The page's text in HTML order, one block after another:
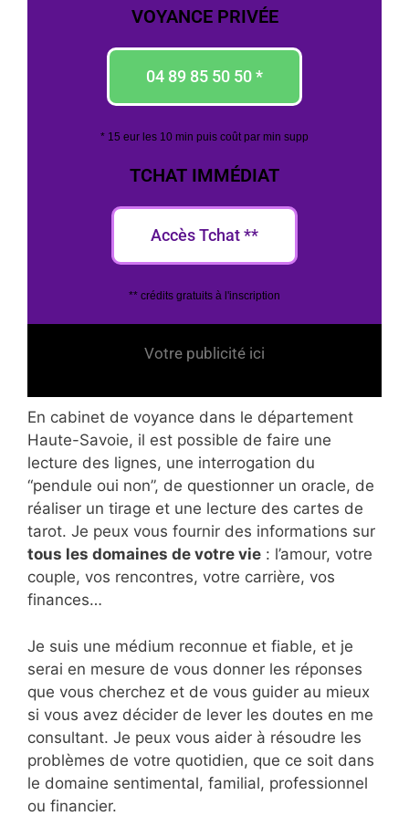
VOYANCE PRIVÉE
04 89 85 50 50 *
* 15 eur les 10 min puis coût par min supp
TCHAT IMMÉDIAT
Accès Tchat **
** crédits gratuits à l'inscription
Votre publicité ici
En cabinet de voyance dans le département
Haute-Savoie, il est possible de faire une
lecture des lignes, une interrogation du
“pendule oui non”, de questionner un oracle, de
réaliser un tirage et une lecture des cartes de
tarot. Je peux vous fournir des informations sur
tous les domaines de votre vie : l’amour, votre
couple, vos rencontres, votre carrière, vos
finances…
Je suis une médium reconnue et fiable, et je
serai en mesure de vous donner les réponses
que vous cherchez et de vous guider au mieux
si vous avez décider de lever les doutes en me
consultant. Je peux vous aider à résoudre les
problèmes de votre quotidien, que ce soit dans
le domaine sentimental, familial, professionnel
ou financier.